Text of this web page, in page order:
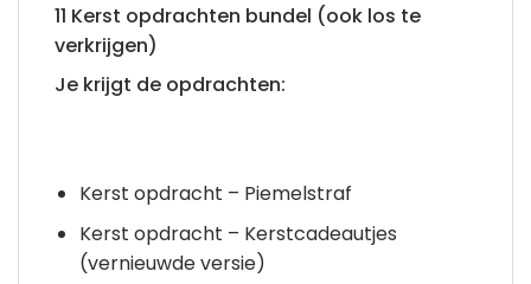
11 Kerst opdrachten bundel (ook los te
verkrijgen)
Je krijgt de opdrachten:
Kerst opdracht – Piemelstraf
Kerst opdracht – Kerstcadeautjes
(vernieuwde versie)